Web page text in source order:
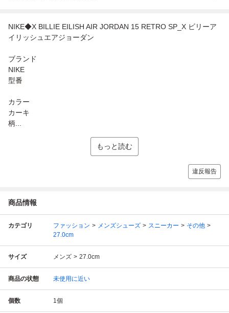
NIKE◆X BILLIE EILISH AIR JORDAN 15 RETRO SP_X ビリーア
イリッシュエアジョーダン
ブランド
NIKE
型番
カラー
カーキ
柄...
もっと読む
違反報告
商品情報
カテゴリ ファッション メンズシューズ スニーカー
その他
27.0cm
サイズ メンズ 27.0cm
商品の状態 未使用に近い
個数 1個